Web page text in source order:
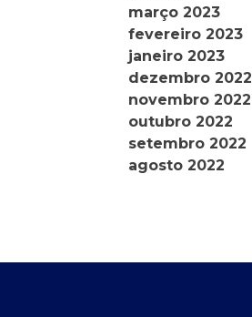
março 2023
fevereiro 2023
janeiro 2023
dezembro 2022
novembro 2022
outubro 2022
setembro 2022
agosto 2022